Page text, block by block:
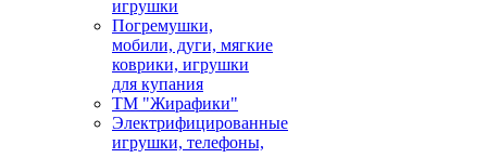
игрушки
Погремушки,
мобили, дуги, мягкие
коврики, игрушки
для купания
ТМ "Жирафики"
Электрифицированные
игрушки, телефоны,